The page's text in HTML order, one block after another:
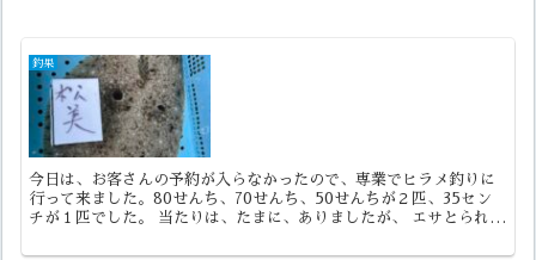
釣果
今日は、お客さんの予約が入らなかったので、専業でヒラメ釣りに
行って来ました。80せんち、70せんち、50せんちが２匹、35セン
チが１匹でした。 当たりは、たまに、ありましたが、 エサとられた